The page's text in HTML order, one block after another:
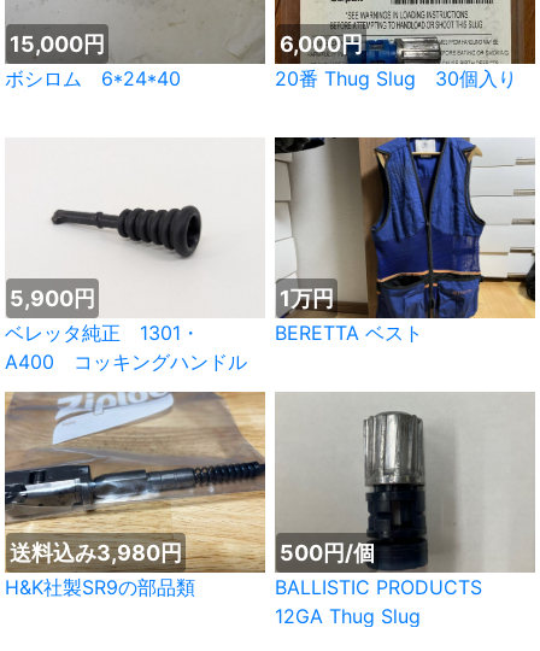
15,000円
ボシロム 6*24*40
6,000円
20番 Thug Slug 30個入り
5,900円
ベレッタ純正 1301・
A400 コッキングハンドル
1万円
BERETTA ベスト
送料込み3,980円
H&K社製SR9の部品類
500円/個
BALLISTIC PRODUCTS
12GA Thug Slug